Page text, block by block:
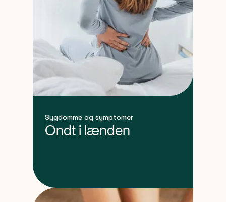
Sygdomme og symptomer
Ondt i lænden